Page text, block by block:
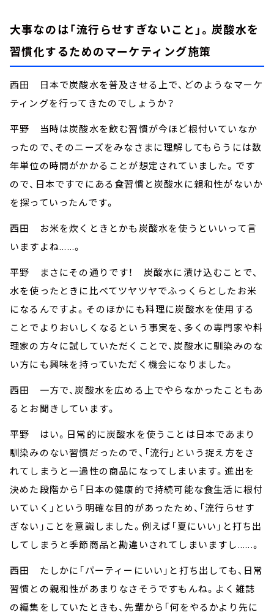
大事なのは「流行らせすぎないこと」。炭酸水を
習慣化するためのマーケティング施策
西田 日本で炭酸水を普及させる上で、どのようなマーケ
ティングを行ってきたのでしょうか？
平野 当時は炭酸水を飲む習慣が今ほど根付いていなか
ったので、そのニーズをみなさまに理解してもらうには数
年単位の時間がかかることが想定されていました。です
ので、日本ですでにある食習慣と炭酸水に親和性がないか
を探っていったんです。
西田 お米を炊くときとかも炭酸水を使うといいって言
いますよね......。
平野 まさにその通りです！ 炭酸水に漬け込むことで、
水を使ったときに比べてツヤツヤでふっくらとしたお米
になるんですよ。そのほかにも料理に炭酸水を使用する
ことでよりおいしくなるという事実を、多くの専門家や料
理家の方々に試していただくことで、炭酸水に馴染みのな
い方にも興味を持っていただく機会になりました。
西田 一方で、炭酸水を広める上でやらなかったこともあ
るとお聞きしています。
平野 はい。日常的に炭酸水を使うことは日本であまり
馴染みのない習慣だったので、「流行」という捉え方をさ
れてしまうと一過性の商品になってしまいます。進出を
決めた段階から「日本の健康的で持続可能な食生活に根付
いていく」という明確な目的があったため、「流行らせす
ぎない」ことを意識しました。例えば「夏にいい」と打ち出
してしまうと季節商品と勘違いされてしまいますし......。
西田 たしかに「パーティーにいい」と打ち出しても、日常
習慣との親和性があまりなさそうですもんね。よく雑誌
の編集をしていたときも、先輩から「何をやるかより先に